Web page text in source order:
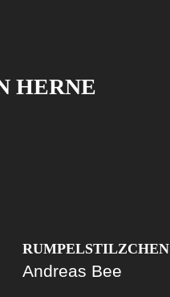
HERNE
RUMPELSTILZCHEN
Andreas Bee